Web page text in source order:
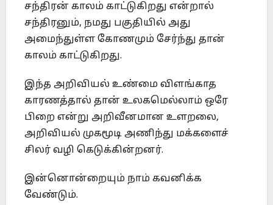
சந்திரன் காலம் காட்டுகிறது என்றால்
சந்திரனும், நமது பகுதியில் அது
அமைந்துள்ள கோணமும் சேர்ந்து தான்
காலம் காட்டுகிறது.
இந்த அறிவியல் உண்மை விளங்காத
காரணத்தால் தான் உலகமெல்லாம் ஒரே
பிறை என்று அறிவீனமான உளறலை,
அறிவியல் முகமூடி அணிந்து மக்களைச்
சிலர் வழி கெடுக்கின்றனர்.
இன்னொன்றையும் நாம் கவனிக்க
வேண்டும்.